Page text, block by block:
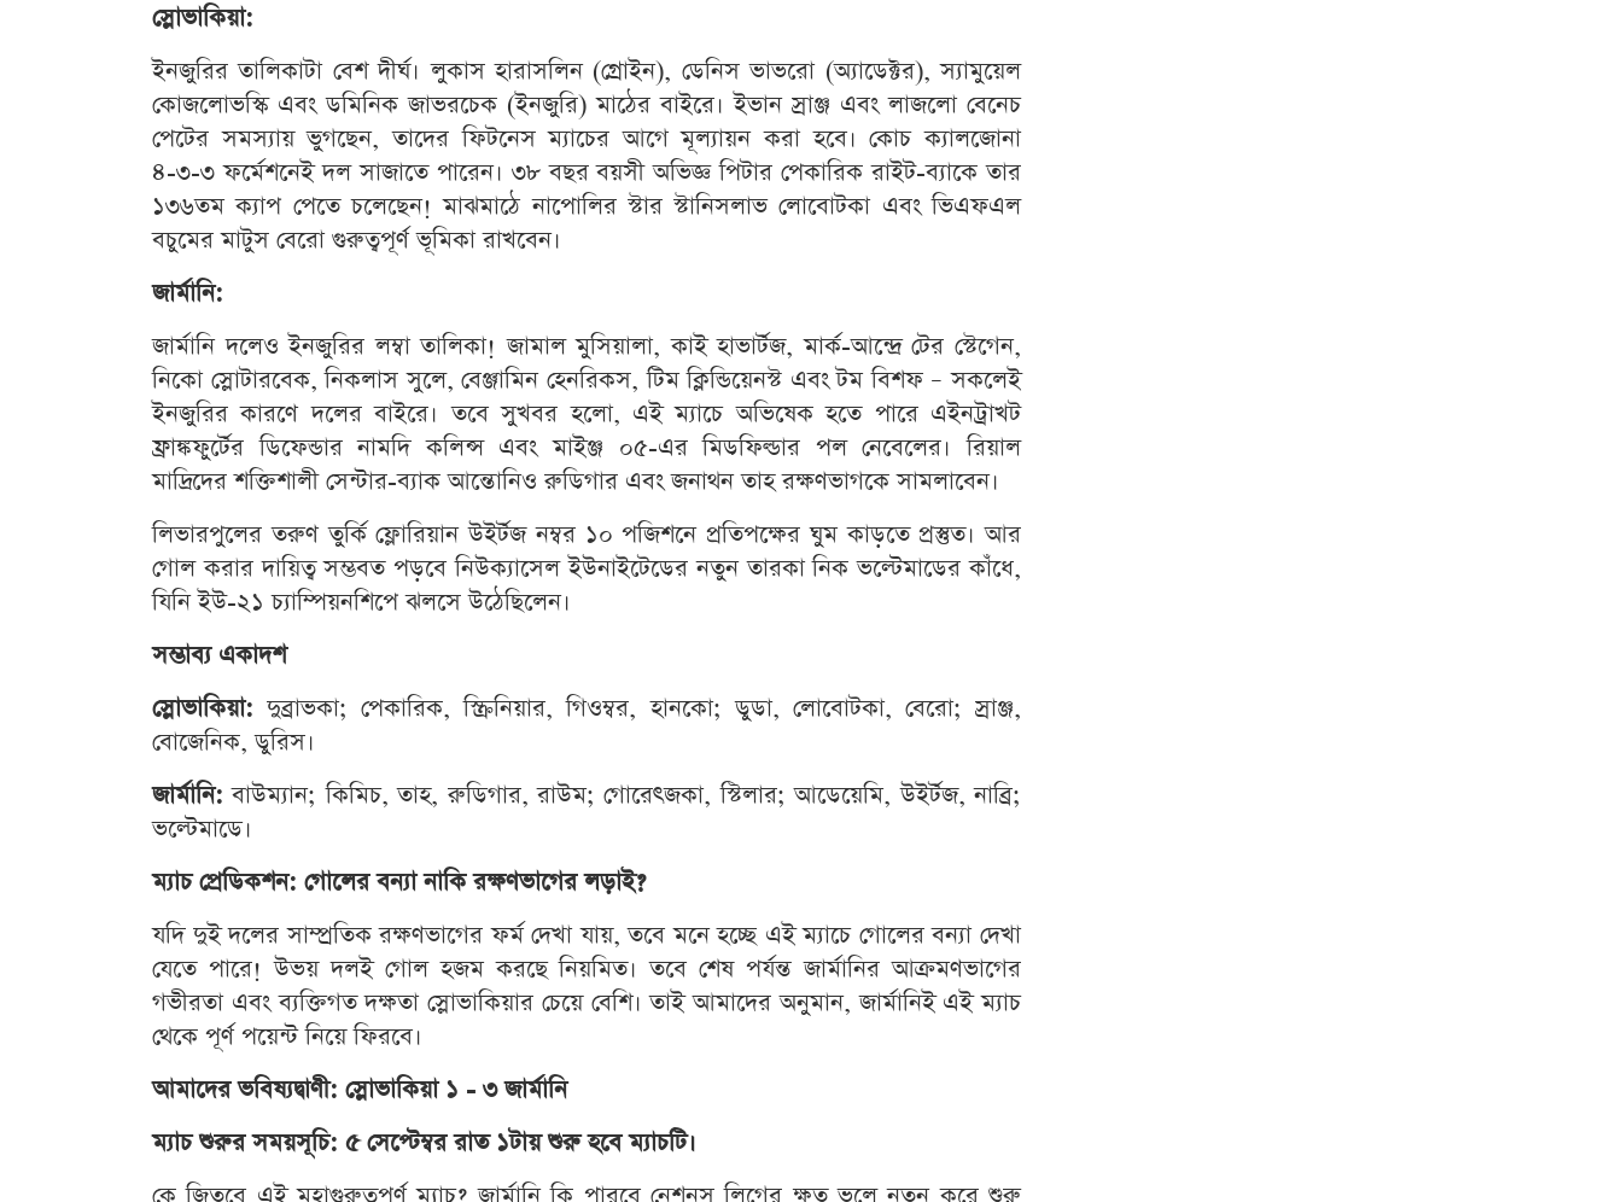
স্লোভাকিয়া:
ইনজুরির তালিকাটা বেশ দীর্ঘ। লুকাস হারাসলিন (গ্রোইন), ডেনিস ভাভরো (অ্যাডেক্টর), স্যামুয়েল
কোজলোভস্কি এবং ডমিনিক জাভরচেক (ইনজুরি) মাঠের বাইরে। ইভান স্রাঞ্জ এবং লাজলো বেনেচ
পেটের সমস্যায় ভুগছেন, তাদের ফিটনেস ম্যাচের আগে মূল্যায়ন করা হবে। কোচ ক্যালজোনা
৪-৩-৩ ফর্মেশনেই দল সাজাতে পারেন। ৩৮ বছর বয়সী অভিজ্ঞ পিটার পেকারিক রাইট-ব্যাকে তার
১৩৬তম ক্যাপ পেতে চলেছেন! মাঝমাঠে নাপোলির স্টার স্টানিসলাভ লোবোটকা এবং ভিএফএল
বচুমের মাটুস বেরো গুরুত্বপূর্ণ ভূমিকা রাখবেন।
জার্মানি:
জার্মানি দলেও ইনজুরির লম্বা তালিকা! জামাল মুসিয়ালা, কাই হাভার্টজ, মার্ক-আন্দ্রে টের স্টেগেন,
নিকো স্লোটারবেক, নিকলাস সুলে, বেঞ্জামিন হেনরিকস, টিম ক্লিন্ডিয়েনস্ট এবং টম বিশফ – সকলেই
ইনজুরির কারণে দলের বাইরে। তবে সুখবর হলো, এই ম্যাচে অভিষেক হতে পারে এইনট্রাখট
ফ্রাঙ্কফুর্টের ডিফেন্ডার নামদি কলিন্স এবং মাইঞ্জ ০৫-এর মিডফিল্ডার পল নেবেলের। রিয়াল
মাদ্রিদের শক্তিশালী সেন্টার-ব্যাক আন্তোনিও রুডিগার এবং জনাথন তাহ রক্ষণভাগকে সামলাবেন।
লিভারপুলের তরুণ তুর্কি ফ্লোরিয়ান উইর্টজ নম্বর ১০ পজিশনে প্রতিপক্ষের ঘুম কাড়তে প্রস্তুত। আর
গোল করার দায়িত্ব সম্ভবত পড়বে নিউক্যাসেল ইউনাইটেডের নতুন তারকা নিক ভল্টেমাডের কাঁধে,
যিনি ইউ-২১ চ্যাম্পিয়নশিপে ঝলসে উঠেছিলেন।
সম্ভাব্য একাদশ
স্লোভাকিয়া: দুব্রাভকা; পেকারিক, স্ক্রিনিয়ার, গিওম্বর, হানকো; ডুডা, লোবোটকা, বেরো; স্রাঞ্জ,
বোজেনিক, ডুরিস।
জার্মানি: বাউম্যান; কিমিচ, তাহ, রুডিগার, রাউম; গোরেৎজকা, স্টিলার; আডেয়েমি, উইর্টজ, নাব্রি;
ভল্টেমাডে।
ম্যাচ প্রেডিকশন: গোলের বন্যা নাকি রক্ষণভাগের লড়াই?
যদি দুই দলের সাম্প্রতিক রক্ষণভাগের ফর্ম দেখা যায়, তবে মনে হচ্ছে এই ম্যাচে গোলের বন্যা দেখা
যেতে পারে! উভয় দলই গোল হজম করছে নিয়মিত। তবে শেষ পর্যন্ত জার্মানির আক্রমণভাগের
গভীরতা এবং ব্যক্তিগত দক্ষতা স্লোভাকিয়ার চেয়ে বেশি। তাই আমাদের অনুমান, জার্মানিই এই ম্যাচ
থেকে পূর্ণ পয়েন্ট নিয়ে ফিরবে।
আমাদের ভবিষ্যদ্বাণী: স্লোভাকিয়া ১ - ৩ জার্মানি
ম্যাচ শুরুর সময়সূচি: ৫ সেপ্টেম্বর রাত ১টায় শুরু হবে ম্যাচটি।